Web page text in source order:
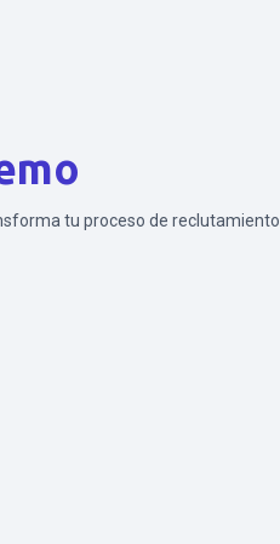
tu proceso de reclutamiento.